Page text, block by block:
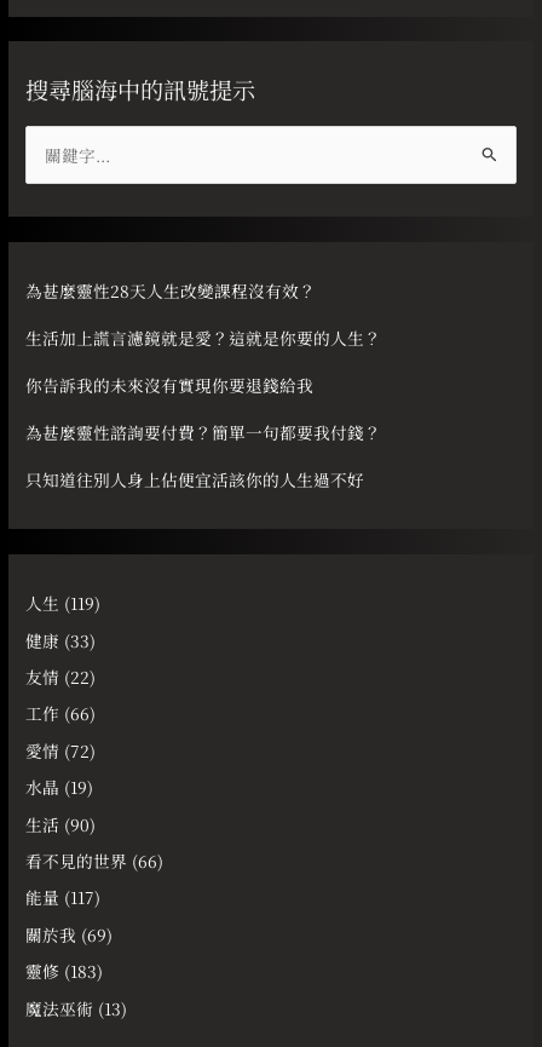
搜尋腦海中的訊號提示
尋
關
字
為甚麼靈性28天人生改變課程沒有效？
生活加上謊言濾鏡就是愛？這就是你要的人生？
你告訴我的未來沒有實現你要退錢給我
為甚麼靈性諮詢要付費？簡單一句都要我付錢？
只知道往別人身上佔便宜活該你的人生過不好
人生 (119)
健康 (33)
友情 (22)
工作 (66)
愛情 (72)
水晶 (19)
生活 (90)
看不見的世界 (66)
能量 (117)
關於我 (69)
靈修 (183)
魔法巫術 (13)